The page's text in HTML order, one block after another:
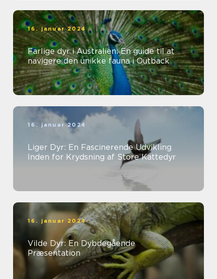
16. januar 2024
Farlige dyr i Australien: En guide til at
navigere den unikke fauna i Outback
16. januar 2024
Liger Dyr: En Fascinerende Udvikling
Inden for Krydsning af Store Kattedyr
16. januar 2024
Vilde Dyr: En Dybdegående
Præsentation